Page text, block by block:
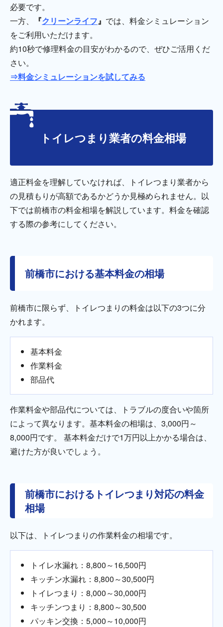
必要です。
一方、
『クリーンライフ』 では、料金シミュレーション
をご利用いただけます。
約10秒で修理料金の目安がわかるので、ぜひご活用くだ
さい。
⇒料金シミュレーションを試してみる
トイレつまり業者の料金相場
適正料金を理解していなければ、トイレつまり業者から
の見積もりが高額であるかどうか見極められません。以
下では前橋市の料金相場を解説しています。料金を確認
する際の参考にしてください。
前橋市における基本料金の相場
前橋市に限らず、トイレつまりの料金は以下の3つに分
かれます。
基本料金
作業料金
部品代
作業料金や部品代については、トラブルの度合いや箇所
によって異なります。基本料金の相場は、3,000円～
8,000円です。 基本料金だけで1万円以上かかる場合は、
避けた方が良いでしょう。
前橋市におけるトイレつまり対応の料金
相場
以下は、トイレつまりの作業料金の相場です。
トイレ水漏れ：8,800～16,500円
キッチン水漏れ：8,800～30,500円
トイレつまり：8,000～30,000円
キッチンつまり：8,800～30,500
パッキン交換：5,000～10,000円